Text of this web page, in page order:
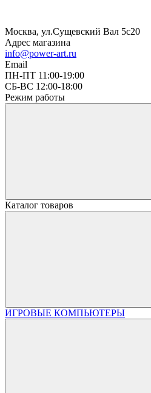
Москва, ул.Сущевский Вал 5с20
Адрес магазина
info@power-art.ru
Email
ПН-ПТ 11:00-19:00
СБ-ВС 12:00-18:00
Режим работы
Каталог товаров
ИГРОВЫЕ КОМПЬЮТЕРЫ